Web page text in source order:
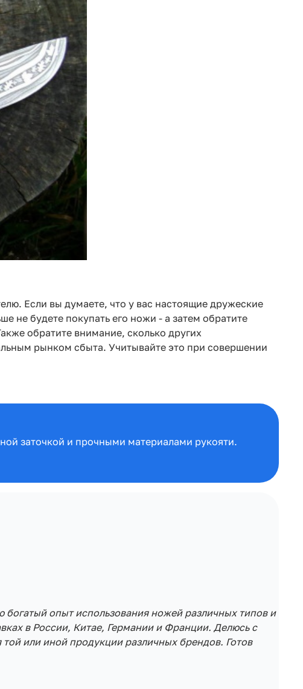
Если вы думаете, что у вас настоящие дружеские
не будете покупать его ножи - а затем обратите
обратите внимание, сколько других
рынком сбыта. Учитывайте это при совершении
заточкой и прочными материалами рукояти.
опыт использования ножей различных типов и
в России, Китае, Германии и Франции. Делюсь с
или иной продукции различных брендов. Готов